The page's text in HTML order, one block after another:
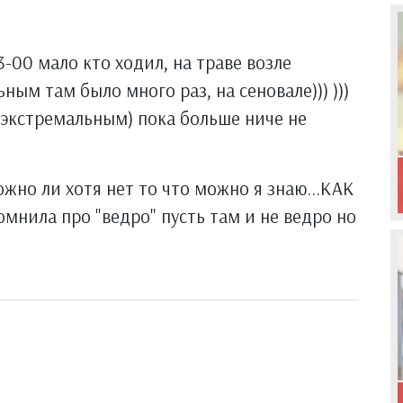
00 мало кто ходил, на траве возле
там было много раз, на сеновале))) )))
пока больше ниче не
ли хотя нет то что можно я знаю...КАК
про "ведро" пусть там и не ведро но